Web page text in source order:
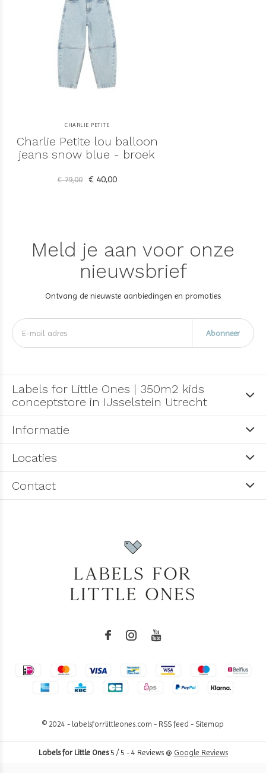
CHARLIE PETITE
Charlie Petite lou balloon
jeans snow blue - broek
€ 79,00 € 40,00
Meld je aan voor onze
nieuwsbrief
Ontvang de nieuwste aanbiedingen en promoties
Abonneer
Labels for Little Ones | 350m2 kids
conceptstore in IJsselstein Utrecht
Informatie
Locaties
Contact
© 2024 - labelsforrlittleones.com - RSS feed - Sitemap
Labels for Little Ones5 / 5 - 4 Reviews @ Google Reviews